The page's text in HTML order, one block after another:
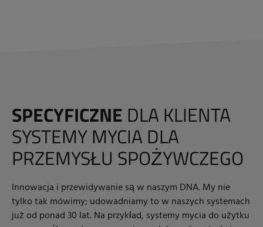
SPECYFICZNE DLA KLIENTA
SYSTEMY MYCIA DLA
PRZEMYSŁU SPOŻYWCZEGO
Innowacja i przewidywanie są w naszym DNA. My nie
tylko tak mówimy; udowadniamy to w naszych systemach
już od ponad 30 lat. Na przykład, systemy mycia do użytku